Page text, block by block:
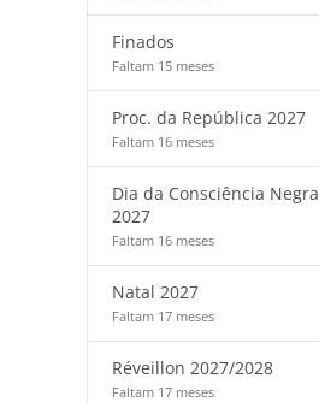
Finados
Faltam 15 meses
Proc. da República 2027
Faltam 16 meses
Dia da Consciência Negra
2027
Faltam 16 meses
Natal 2027
Faltam 17 meses
Réveillon 2027/2028
Faltam 17 meses